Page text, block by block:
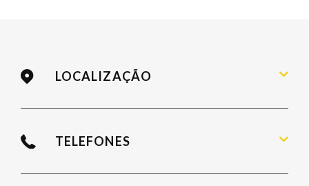
LOCALIZAÇÃO
Rua Fúlvio Aducci, 736 / Estreito
TELEFONES
(48) 3244.6691